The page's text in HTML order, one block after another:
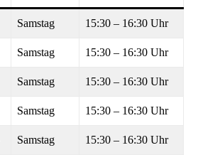
Samstag 15:30 – 16:30 Uhr
Samstag 15:30 – 16:30 Uhr
Samstag 15:30 – 16:30 Uhr
Samstag 15:30 – 16:30 Uhr
Samstag 15:30 – 16:30 Uhr